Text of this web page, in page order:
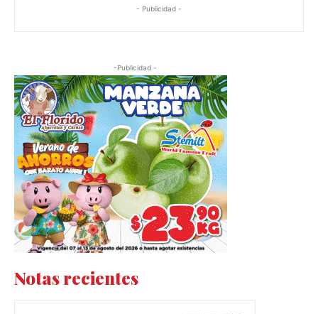
- Publicidad -
-Publicidad -
Notas recientes